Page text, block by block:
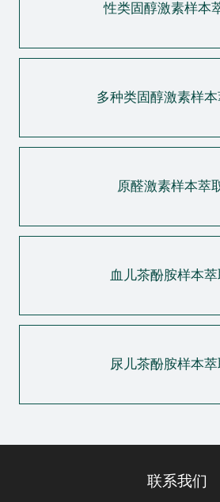
性类固醇激素样本
多种类固醇激素样
原醛激素样本萃
血儿茶酚胺样本
尿儿茶酚胺样本
联系我们